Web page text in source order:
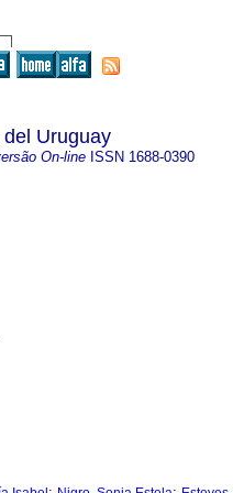
Uruguay
On-line ISSN 1688-0390